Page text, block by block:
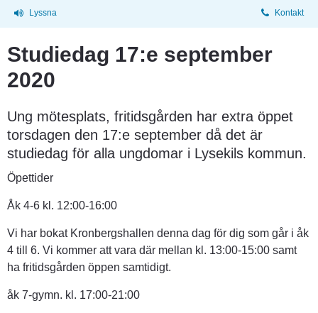
Lyssna Kontakt
Studiedag 17:e september
2020
Ung mötesplats, fritidsgården har extra öppet
torsdagen den 17:e september då det är
studiedag för alla ungdomar i Lysekils kommun.
Öpettider
Åk 4-6 kl. 12:00-16:00
Vi har bokat Kronbergshallen denna dag för dig som går i åk
4 till 6. Vi kommer att vara där mellan kl. 13:00-15:00 samt
ha fritidsgården öppen samtidigt.
åk 7-gymn. kl. 17:00-21:00